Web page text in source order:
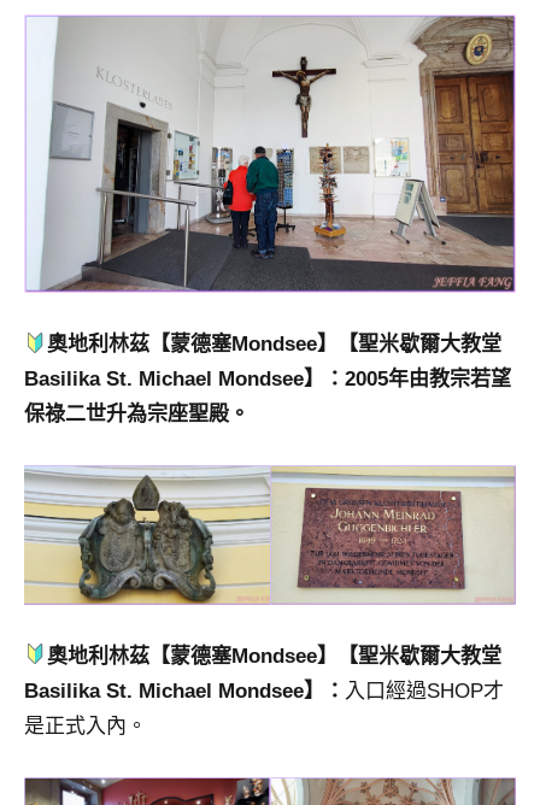
奧地利林茲【蒙德塞Mondsee】【聖米歇爾大教堂
Basilika St. Michael Mondsee】：2005年由教宗若望
保祿二世升為宗座聖殿。
奧地利林茲【蒙德塞Mondsee】【聖米歇爾大教堂
Basilika St. Michael Mondsee】： 入口經過SHOP才
是正式入內。